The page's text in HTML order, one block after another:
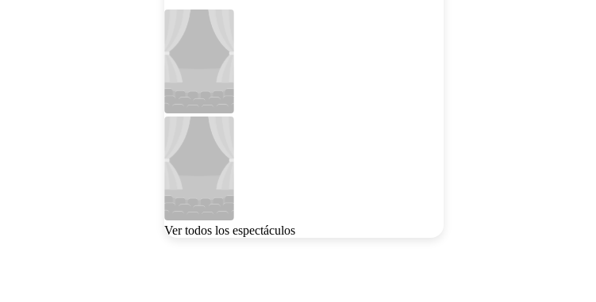
Ver todos los espectáculos